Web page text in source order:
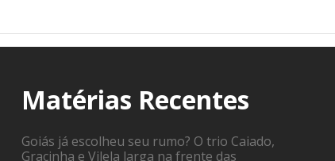
Matérias Recentes
Goiás já escolheu seu rumo? O trio Caiado,
Gracinha e Vilela larga na frente das